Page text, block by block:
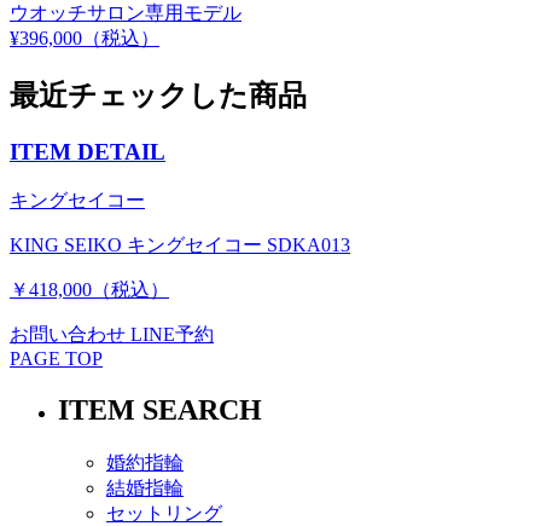
ウオッチサロン専用モデル
¥396,000（税込）
最近チェックした商品
ITEM DETAIL
キングセイコー
KING SEIKO キングセイコー SDKA013
￥418,000（税込）
お問い合わせ LINE予約
PAGE TOP
ITEM SEARCH
婚約指輪
結婚指輪
セットリング